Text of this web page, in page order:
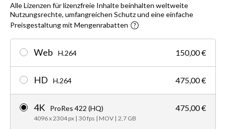
Alle Lizenzen für lizenzfreie Inhalte beinhalten weltweite
Nutzungsrechte, umfangreichen Schutz und eine einfache
Preisgestaltung mit Mengenrabatten
Web H.264 150,00 €
HD H.264 475,00 €
4K ProRes 422 (HQ)
4096 x 2304 px | 30 fps | MOV | 2,7 GB
475,00 €